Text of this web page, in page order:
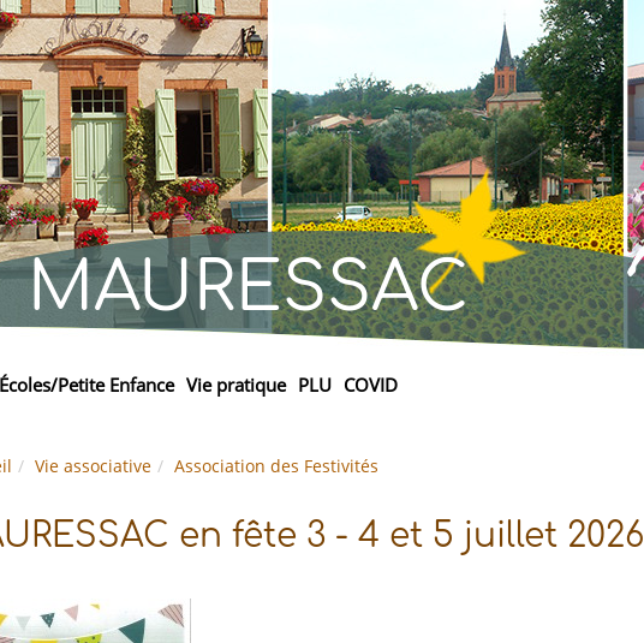
MAURESSAC
Écoles/Petite Enfance Vie pratique PLU COVID
Vie associative Association des Festivités
en fête 3 - 4 et 5 juillet 2026